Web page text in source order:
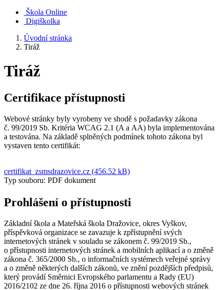
Škola Online
Digiškolka
Úvodní stránka
Tiráž
Tiráž
Certifikace přístupnosti
Webové stránky byly vyrobeny ve shodě s požadavky zákona
č. 99/2019 Sb. Kritéria WCAG 2.1 (A a AA) byla implementována
a testována. Na základě splněných podmínek tohoto zákona byl
vystaven tento certifikát:
certifikat_zsmsdrazovice.cz (456.52 kB)
Typ souboru: PDF dokument
Prohlášení o přístupnosti
Základní škola a Mateřská škola Dražovice, okres Vyškov,
příspěvková organizace se zavazuje k zpřístupnění svých
internetových stránek v souladu se zákonem č. 99/2019 Sb.,
o přístupnosti internetových stránek a mobilních aplikací a o změně
zákona č. 365/2000 Sb., o informačních systémech veřejné správy
a o změně některých dalších zákonů, ve znění pozdějších předpisů,
který provádí Směrnici Evropského parlamentu a Rady (EU)
2016/2102 ze dne 26. října 2016 o přístupnosti webových stránek